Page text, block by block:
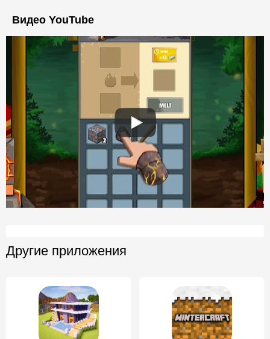
Видео YouTube
Другие приложения